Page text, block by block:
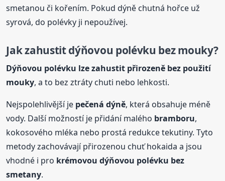
smetanou či kořením. Pokud dýně chutná hořce už
syrová, do polévky ji nepoužívej.
Jak zahustit dýňovou polévku bez mouky?
Dýňovou polévku lze zahustit přirozeně bez použití
mouky, a to bez ztráty chuti nebo lehkosti.
Nejspolehlivější je pečená dýně, která obsahuje méně
vody. Další možností je přidání malého bramboru,
kokosového mléka nebo prostá redukce tekutiny. Tyto
metody zachovávají přirozenou chuť hokaida a jsou
vhodné i pro krémovou dýňovou polévku bez
smetany.